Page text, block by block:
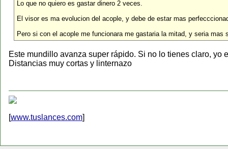
Lo que no quiero es gastar dinero 2 veces.
El visor es ma evolucion del acople, y debe de estar mas
Pero si con el acople me funcionara me gastaria la mitad, y seria mas
Este mundillo avanza super rápido. Si no lo tienes claro,
Distancias muy cortas y linternazo
[www.tuslances.com]